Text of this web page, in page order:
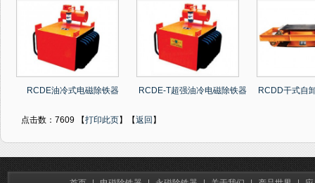
RCDE油冷式电磁除铁器 RCDE-T超强油冷电磁除铁器 RCDD干式自
点击数：7609 【打印此页】【返回 】